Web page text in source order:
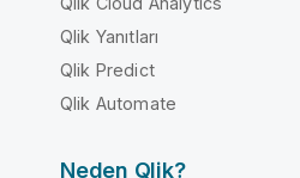
Qlik Yanıtları
Qlik Predict
Qlik Automate
Neden Qlik?